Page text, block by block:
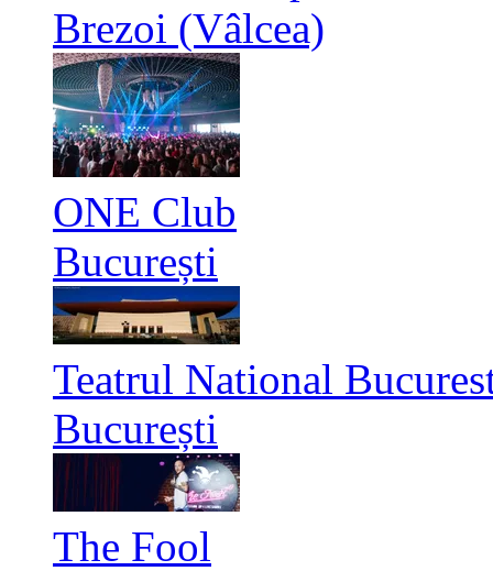
Brezoi (Vâlcea)
ONE Club
București
Teatrul National
București
The Fool